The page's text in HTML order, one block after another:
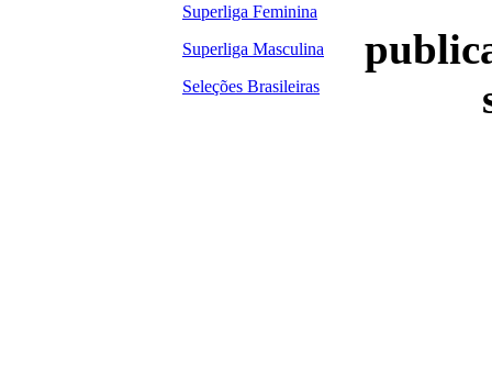
Superliga Feminina
Superliga Masculina
Seleções Brasileiras